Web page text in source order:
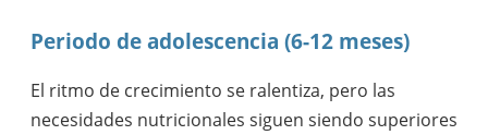
Periodo de adolescencia (6-12 meses)
El ritmo de crecimiento se ralentiza, pero las
necesidades nutricionales siguen siendo superiores